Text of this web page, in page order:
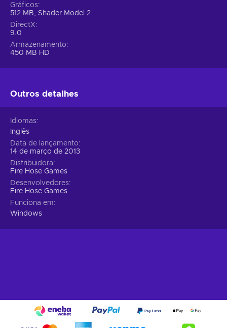
Gráficos
512 MB, Shader Model 2
DirectX
9.0
Armazenamento
450 MB HD
Outros detalhes
Idiomas
Inglês
Data de lançamento
14 de março de 2013
Distribuidora
Fire Hose Games
Desenvolvedores
Fire Hose Games
Funciona em
Windows